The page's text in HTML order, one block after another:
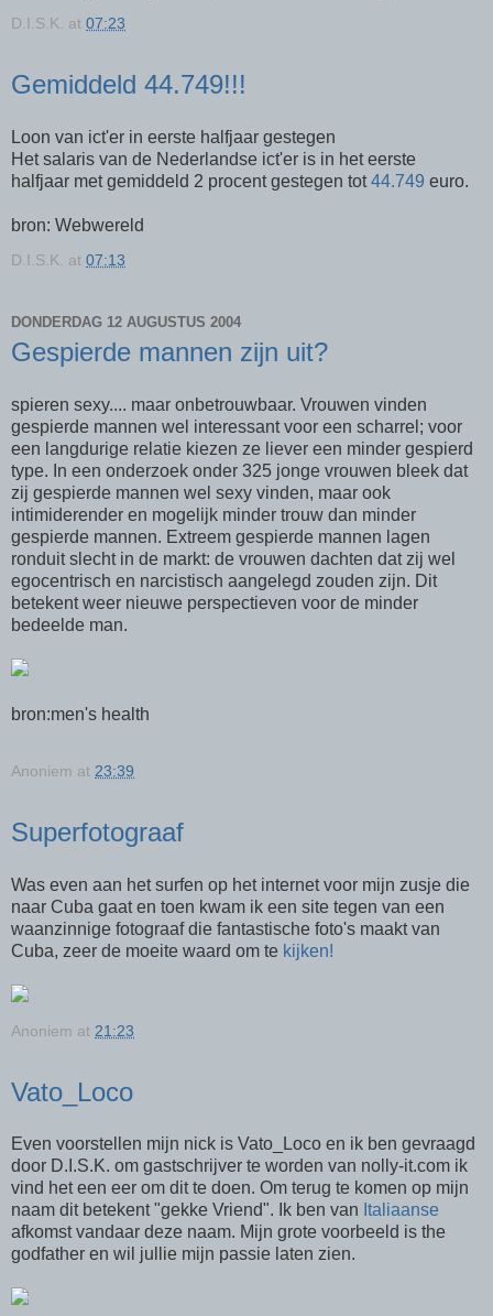
D.I.S.K. at 07:23
Gemiddeld 44.749!!!
Loon van ict'er in eerste halfjaar gestegen
Het salaris van de Nederlandse ict'er is in het eerste
halfjaar met gemiddeld 2 procent gestegen tot44.749 euro.
bron: Webwereld
D.I.S.K. at 07:13
DONDERDAG 12 AUGUSTUS 2004
Gespierde mannen zijn uit?
spieren sexy.... maar onbetrouwbaar. Vrouwen vinden
gespierde mannen wel interessant voor een scharrel; voor
een langdurige relatie kiezen ze liever een minder gespierd
type. In een onderzoek onder 325 jonge vrouwen bleek dat
zij gespierde mannen wel sexy vinden, maar ook
intimiderender en mogelijk minder trouw dan minder
gespierde mannen. Extreem gespierde mannen lagen
ronduit slecht in de markt: de vrouwen dachten dat zij wel
egocentrisch en narcistisch aangelegd zouden zijn. Dit
betekent weer nieuwe perspectieven voor de minder
bedeelde man.
bron:men's health
Anoniem at 23:39
Superfotograaf
Was even aan het surfen op het internet voor mijn zusje die
naar Cuba gaat en toen kwam ik een site tegen van een
waanzinnige fotograaf die fantastische foto's maakt van
Cuba, zeer de moeite waard om te kijken!
Anoniem at 21:23
Vato_Loco
Even voorstellen mijn nick is Vato_Loco en ik ben gevraagd
door D.I.S.K. om gastschrijver te worden van nolly-it.com ik
vind het een eer om dit te doen. Om terug te komen op mijn
naam dit betekent "gekke Vriend". Ik ben van Italiaanse
afkomst vandaar deze naam. Mijn grote voorbeeld is the
godfather en wil jullie mijn passie laten zien.